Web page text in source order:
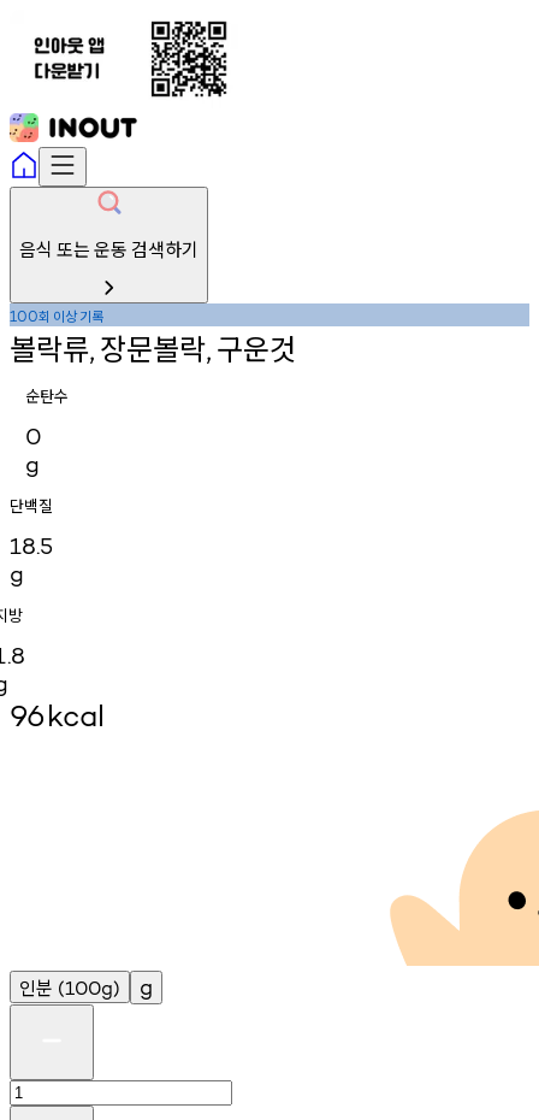
음식 또는 운동 검색하기
100회 이상기록
볼락류,장문볼락,구운것
순탄수
0
g
단백질
18.5
g
방
96kcal
인분 (100g) g